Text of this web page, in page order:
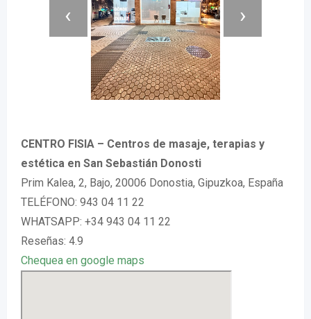
‹ ›
CENTRO FISIA – Centros de masaje, terapias y
estética en San Sebastián Donosti
Prim Kalea, 2, Bajo, 20006 Donostia, Gipuzkoa, España
TELÉFONO: 943 04 11 22
WHATSAPP: +34 943 04 11 22
Reseñas: 4.9
Chequea en google maps